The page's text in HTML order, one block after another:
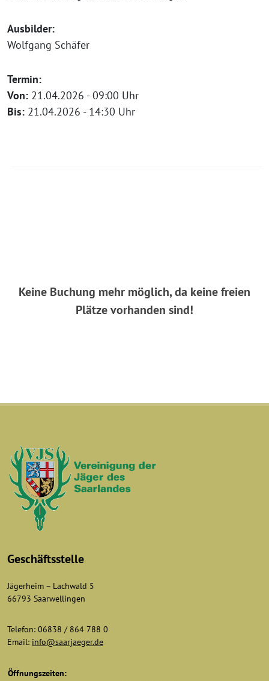
Ausbilder:
Wolfgang Schäfer
Termin:
Von: 21.04.2026 - 09:00 Uhr
Bis: 21.04.2026 - 14:30 Uhr
Keine Buchung mehr möglich, da keine freien
Plätze vorhanden sind!
Geschäftsstelle
Jägerheim – Lachwald 5
66793 Saarwellingen
Telefon: 06838 / 864 788 0
Email: info@saarjaeger.de
Öffnungszeiten: